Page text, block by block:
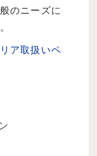
のニーズに
ア取扱いペ